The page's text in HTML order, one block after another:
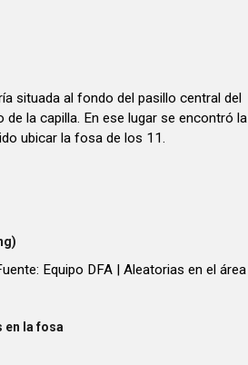
situada al fondo del pasillo central del
la capilla. En ese lugar se encontró la
ubicar la fosa de los 11.
Equipo DFA | Aleatorias en el área
en la fosa